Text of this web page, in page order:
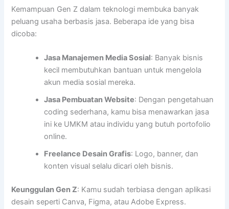
Kemampuan Gen Z dalam teknologi membuka banyak
peluang usaha berbasis jasa. Beberapa ide yang bisa
dicoba:
Jasa Manajemen Media Sosial: Banyak bisnis
kecil membutuhkan bantuan untuk mengelola
akun media sosial mereka.
Jasa Pembuatan Website: Dengan pengetahuan
coding sederhana, kamu bisa menawarkan jasa
ini ke UMKM atau individu yang butuh portofolio
online.
Freelance Desain Grafis: Logo, banner, dan
konten visual selalu dicari oleh bisnis.
Keunggulan Gen Z: Kamu sudah terbiasa dengan aplikasi
desain seperti Canva, Figma, atau Adobe Express.